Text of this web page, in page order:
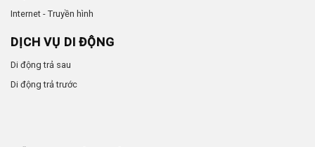
Internet - Truyền hình
DỊCH VỤ DI ĐỘNG
Di động trả sau
Di động trả trước